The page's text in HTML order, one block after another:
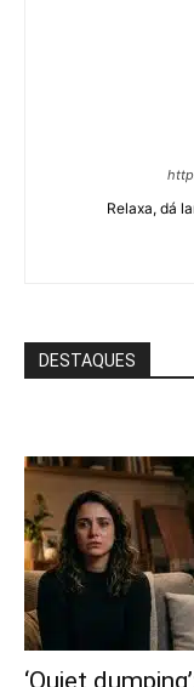
Relaxa, dá
DESTAQUES
‘Quiet